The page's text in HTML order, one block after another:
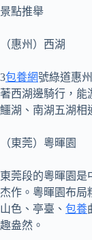
景點推舉
（惠州）西湖
3包養網號綠道惠
著西湖邊騎行，能
鱷湖、南湖五湖相
（東莞）粵暉園
東莞段的粵暉園是
杰作。粵暉園布局
山色、亭臺、 包養
趣盎然。